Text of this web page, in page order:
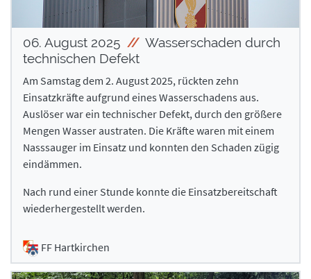
06. August 2025
Wasserschaden durch
technischen Defekt
Am Samstag dem 2. August 2025, rückten zehn
Einsatzkräfte aufgrund eines Wasserschadens aus.
Auslöser war ein technischer Defekt, durch den größere
Mengen Wasser austraten. Die Kräfte waren mit einem
Nasssauger im Einsatz und konnten den Schaden zügig
eindämmen.
Nach rund einer Stunde konnte die Einsatzbereitschaft
wiederhergestellt werden.
FF Hartkirchen